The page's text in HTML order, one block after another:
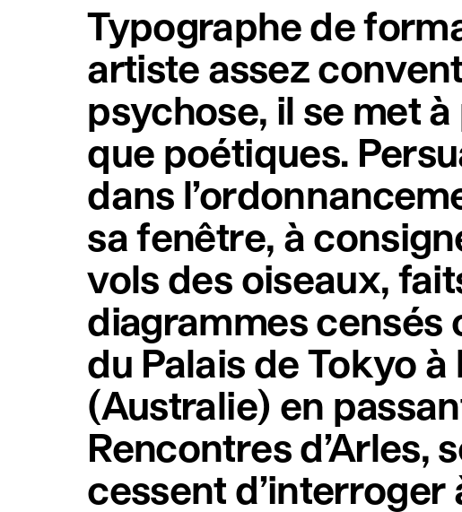
Typographe de
artiste assez
psychose, il se met
que poétiques.
dans
sa fenêtre, à
vols des oiseaux,
diagrammes censés
du Palais de Tokyo
(Australie) en
Rencontres d’Arles,
cessent d’interroger